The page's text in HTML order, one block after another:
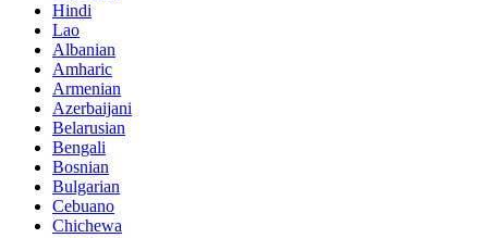
Hindi
Lao
Albanian
Amharic
Armenian
Azerbaijani
Belarusian
Bengali
Bosnian
Bulgarian
Cebuano
Chichewa